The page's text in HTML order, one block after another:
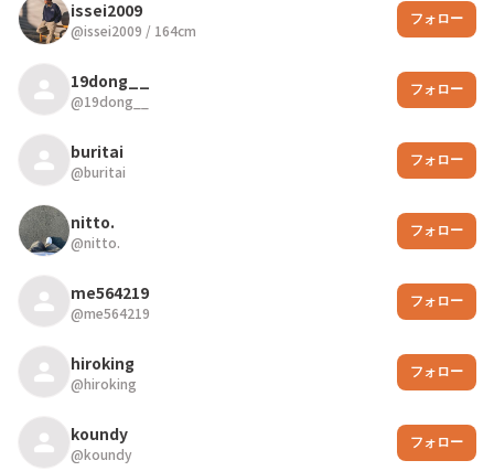
issei2009
@issei2009 / 164cm
フォロー
19dong__
@19dong__
フォロー
buritai
@buritai
フォロー
nitto.
@nitto.
フォロー
me564219
@me564219
フォロー
hiroking
@hiroking
フォロー
koundy
@koundy
フォロー